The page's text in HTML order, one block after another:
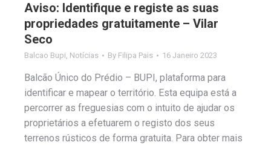
Aviso: Identifique e registe as suas
propriedades gratuitamente – Vilar
Seco
Balcao Bupi, Notícias By Filipa Pais 16 Janeiro 2023
Balcão Único do Prédio – BUPI, plataforma para
identificar e mapear o território. Esta equipa está a
percorrer as freguesias com o intuito de ajudar os
proprietários a efetuarem o registo dos seus
terrenos rústicos de forma gratuita. Para obter mais